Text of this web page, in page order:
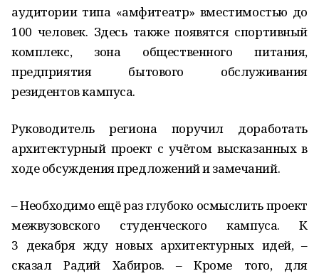
аудитории типа «амфитеатр» вместимостью до
100 человек. Здесь также появятся спортивный
комплекс, зона общественного питания,
предприятия бытового обслуживания
резидентов кампуса.
Руководитель региона поручил доработать
архитектурный проект с учётом высказанных в
ходе обсуждения предложений и замечаний.
– Необходимо ещё раз глубоко осмыслить проект
межвузовского студенческого кампуса. К
3 декабря жду новых архитектурных идей, –
сказал Радий Хабиров. – Кроме того, для